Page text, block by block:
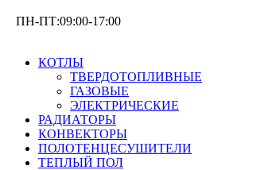
ПН-ПТ:09:00-17:00
КОТЛЫ
ТВЕРДОТОПЛИВНЫЕ
ГАЗОВЫЕ
ЭЛЕКТРИЧЕСКИЕ
РАДИАТОРЫ
КОНВЕКТОРЫ
ПОЛОТЕНЦЕСУШИТЕЛИ
ТЕПЛЫЙ ПОЛ